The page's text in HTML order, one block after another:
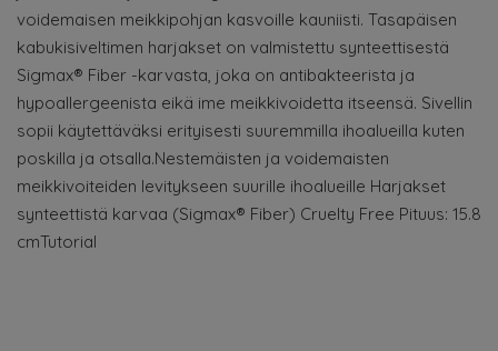
voidemaisen meikkipohjan kasvoille kauniisti. Tasapäisen
kabukisiveltimen harjakset on valmistettu synteettisestä
Sigmax® Fiber -karvasta, joka on antibakteerista ja
hypoallergeenista eikä ime meikkivoidetta itseensä. Sivellin
sopii käytettäväksi erityisesti suuremmilla ihoalueilla kuten
poskilla ja otsalla.Nestemäisten ja voidemaisten
meikkivoiteiden levitykseen suurille ihoalueille Harjakset
synteettistä karvaa (Sigmax® Fiber) Cruelty Free Pituus: 15.8
cmTutorial